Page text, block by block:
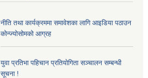
नीति तथा कार्यक्रममा समावेशका लागि आइडिया पठाउन
कोन्ज्योसोमको आग्रह
युवा प्रतिभा पहिचान प्रतियोगिता सञ्चालन सम्बन्धी
सूचना !